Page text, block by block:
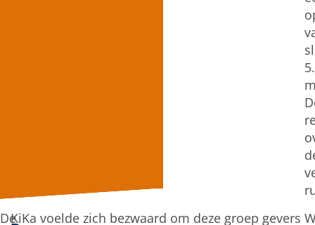
DeKiKa voelde zich bezwaard om deze groep gevers